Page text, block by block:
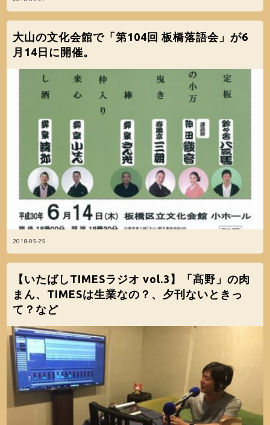
2018-05-25
大山の文化会館で「第104回 板橋落語会」が6
月14日に開催。
【いたばしTIMESラジオ vol.3】「髙野」の肉
まん、TIMESは生業なの？、夕刊ないときっ
て？など